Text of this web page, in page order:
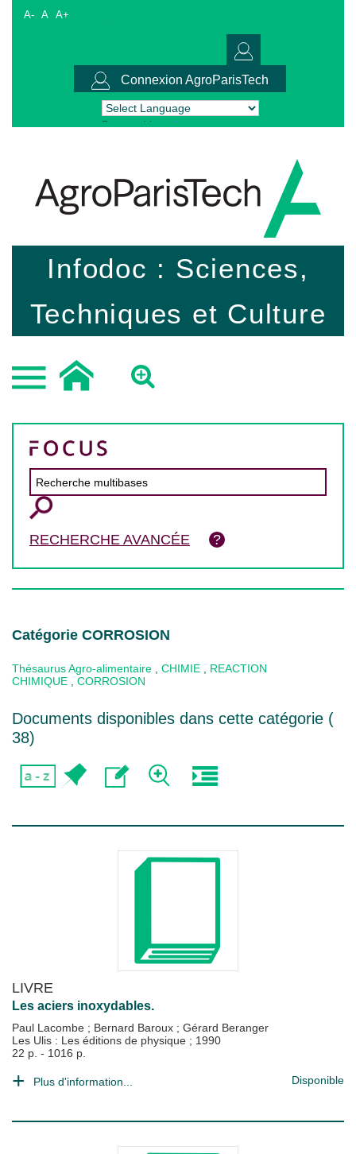
A- A A+
Connexion AgroParisTech
Powered by Translate
Infodoc : Sciences,
Techniques et Culture
RECHERCHE AVANCÉE
Catégorie CORROSION
Thésaurus Agro-alimentaire CHIMIE
REACTION
CHIMIQUE
CORROSION
Documents disponibles dans cette catégorie (
38)
LIVRE
Les aciers inoxydables.
Paul Lacombe ; Bernard Baroux ; Gérard Beranger
Les Ulis : Les éditions de physique ; 1990
22 p. - 1016 p.
Plus d'information... Disponible